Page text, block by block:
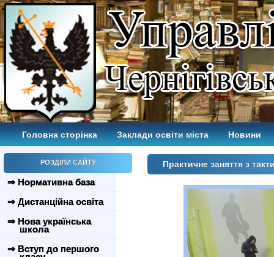
Головна сторінка Заклади освіти міста Новини
РОЗДІЛИ САЙТУ
⇒ Нормативна база
⇒ Дистанційна освіта
⇒ Нова українська
школа
⇒ Вступ до першого
Практичне заняття з